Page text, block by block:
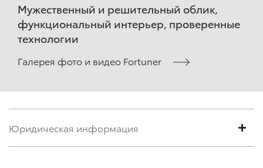
Мужественный и решительный облик,
функциональный интерьер, проверенные
технологии
Галерея фото и видео Fortuner
Юридическая информация